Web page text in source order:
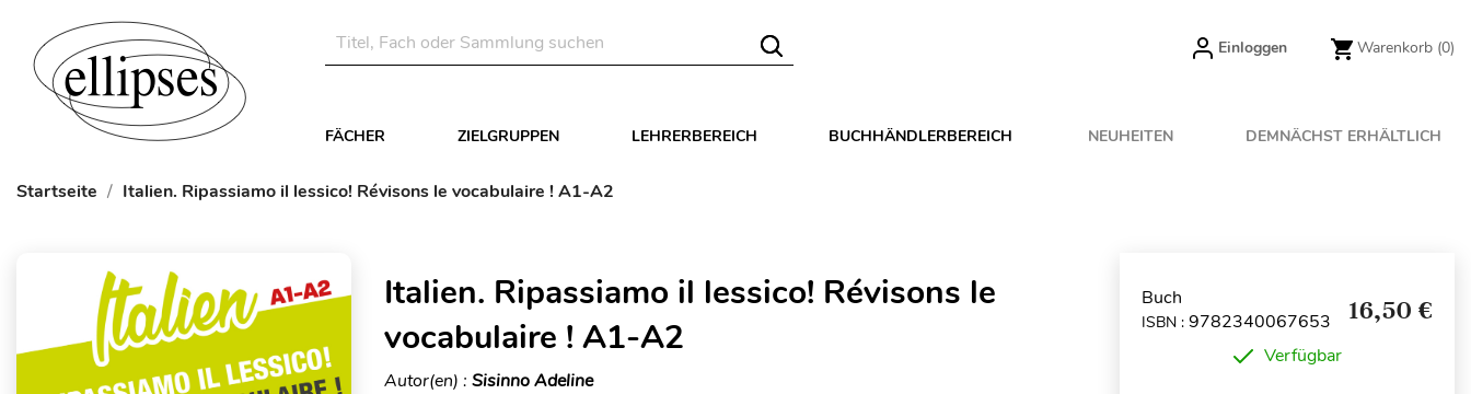
Einloggen Warenkorb (0)
FÄCHER ZIELGRUPPEN LEHRERBEREICH BUCHHÄNDLERBEREICH NEUHEITEN DEMNÄCHST ERHÄLTLICH
Startseite Italien. Ripassiamo il lessico! Révisons le vocabulaire ! A1-A2
Italien. Ripassiamo il lessico! Révisons le
vocabulaire ! A1-A2
Autor(en) : Sisinno Adeline
Buch
ISBN : 9782340067653 16,50 €
Verfügbar